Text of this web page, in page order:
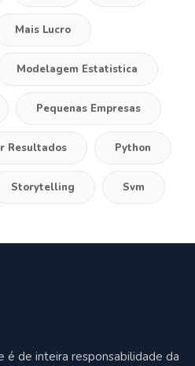
Mais Lucro
Modelagem Estatistica
Pequenas Empresas
Resultados Python
Storytelling Svm
é de inteira responsabilidade da